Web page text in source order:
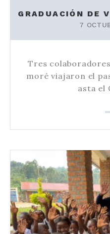
GRADUACIÓN DE
7
Tres
moré viajaron el
asta el